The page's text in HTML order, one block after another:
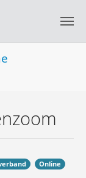
Online